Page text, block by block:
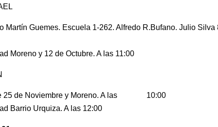
Martín Guemes. Escuela 1-262. Alfredo R.Bufano. Julio Silva
Moreno y 12 de Octubre. A las 11:00
25 de Noviembre y Moreno. A las 10:00
Barrio Urquiza. A las 12:00